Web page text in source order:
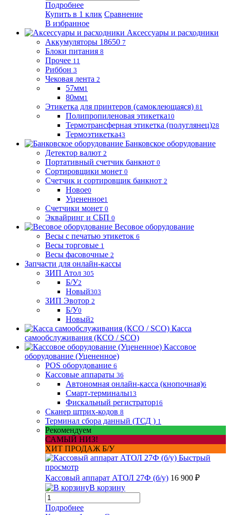
Подробнее
Купить в 1 клик Сравнение
В избранное
Аксессуары и расходники
Аккумуляторы 18650 7
Блоки питания 8
Прочее 11
Риббон 3
Чековая лента 2
57мм1
80мм1
Этикетка для принтеров (самоклеющаяся) 81
Полипропиленовая этикетка10
Термотрансферная этикетка (полуглянец)28
Термоэтикетка43
Банковское оборудование
Детектор валют 2
Портативный счетчик банкнот 0
Сортировщики монет 0
Счетчик и сортировщик банкнот 2
Новое0
Уцененное1
Счетчики монет 0
Эквайринг и СБП 0
Весовое оборудование
Весы с печатью этикеток 6
Весы торговые 1
Весы фасовочные 2
Запчасти для онлайн-кассы
ЗИП Атол 305
Б/У2
Новый303
ЗИП Эвотор 2
Б/У0
Новый2
Касса
самообслуживания (КСО / SCO)
Кассовое
оборудование (Уцененное)
POS оборудование 6
Кассовые аппараты 36
Автономная онлайн-касса (кнопочная)6
Смарт-терминалы13
Фискальный регистратор16
Сканер штрих-кодов 8
Терминал сбора данный (ТСД ) 1
Рекомендуем
САМЫЙ НИЗ!
ХИТ ПРОДАЖ Б/У
Быстрый
просмотр
Кассовый аппарат АТОЛ 27Ф (б/у) 16 900 ₽
В корзину
Подробнее